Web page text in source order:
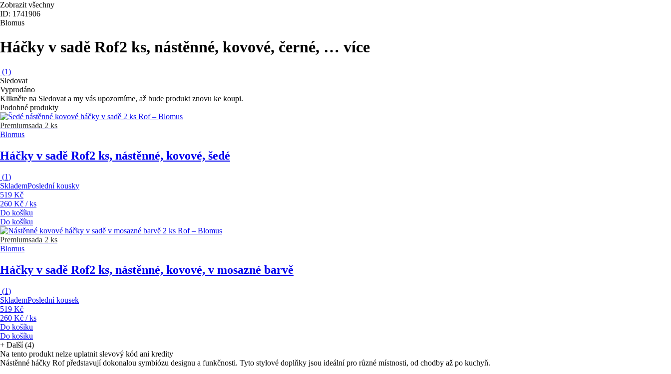
Zobrazit všechny
ID: 1741906
Blomus
Háčky v sadě Rof2 ks, nástěnné, kovové, černé, … více
(1)
Sledovat
Vyprodáno
Klikněte na Sledovat a my vás upozorníme, až bude produkt znovu ke koupi.
Podobné produkty
Premiumsada 2 ks
Blomus
Háčky v sadě Rof2 ks, nástěnné, kovové, šedé
(1)
SklademPoslední kousky
519 Kč
260 Kč / ks
Do košíku
Do košíku
Premiumsada 2 ks
Blomus
Háčky v sadě Rof2 ks, nástěnné, kovové, v mosazné barvě
(1)
SklademPoslední kousek
519 Kč
260 Kč / ks
Do košíku
Do košíku
+ Další (4)
Na tento produkt nelze uplatnit slevový kód ani kredity
Nástěnné háčky Rof představují dokonalou symbiózu designu a funkčnosti. Tyto stylové doplňky jsou ideální pro různé místnosti, od chodby až po kuchyň.